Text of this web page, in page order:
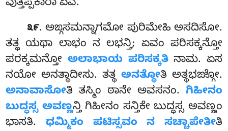
ವುತ್ತಪ್ಪಕಾರಾ ಏವ.
೩೯. ಅಙ್ಗಸಮನ್ನಾಗಮೋ ಪುರಿಮೇಹಿ ಅಸದಿಸೋ.
ತತ್ಥ ಯಥಾ ಲಾಭಂ ನ ಲಭನ್ತಿ; ಏವಂ ಪರಿಸಕ್ಕನ್ತೋ
ಪರಕ್ಕಮನ್ತೋ ಅಲಾಭಾಯ ಪರಿಸಕ್ಕತಿನಾಮ. ಏಸ
ನಯೋ ಅನತ್ಥಾದೀಸು. ತತ್ಥ ಅನತ್ಥೋತಿ ಅತ್ಥಭಙ್ಗೋ.
ಅನಾವಾಸೋತಿ ತಸ್ಮಿಂ ಠಾನೇ ಅವಸನಂ. ಗಿಹೀನಂ
ಬುದ್ಧಸ್ಸ ಅವಣ್ಣನ್ತಿ ಗಿಹೀನಂ ಸನ್ತಿಕೇ ಬುದ್ಧಸ್ಸ ಅವಣ್ಣಂ
ಭಾಸತಿ. ಧಮ್ಮಿಕಂ ಪಟಿಸ್ಸವಂ ನ ಸಚ್ಚಾಪೇತೀತಿ